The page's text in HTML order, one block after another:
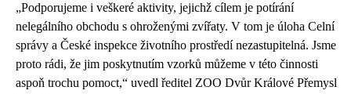
„Podporujeme i veškeré aktivity, jejichž cílem je potírání
nelegálního obchodu s ohroženými zvířaty. V tom je úloha Celní
správy a České inspekce životního prostředí nezastupitelná. Jsme
proto rádi, že jim poskytnutím vzorků můžeme v této činnosti
aspoň trochu pomoct,“ uvedl ředitel ZOO Dvůr Králové Přemysl